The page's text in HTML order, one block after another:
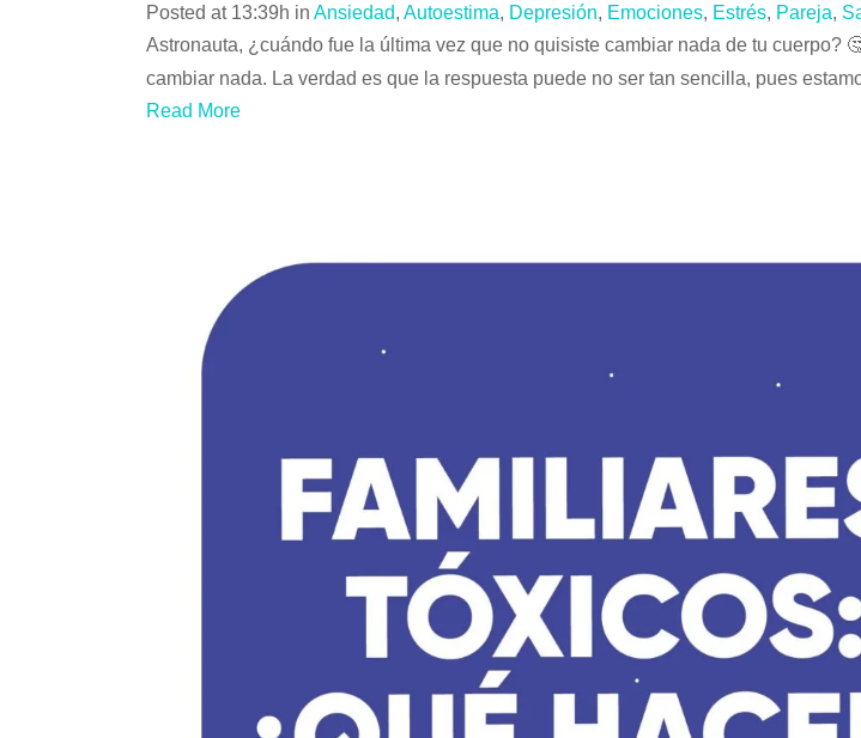
Posted at 13:39h in Ansiedad, Autoestima, Depresión, Emociones, Estrés, Pareja,
Astronauta, ¿cuándo fue la última vez que no quisiste cambiar nada de tu cuerpo?
cambiar nada. La verdad es que la respuesta puede no ser tan sencilla, pues
Read More